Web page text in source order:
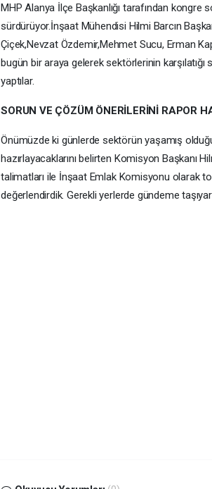
MHP Alanya İlçe Başkanlığı tarafından kongre
sürdürüyor.İnşaat Mühendisi Hilmi Barcın
Çiçek,Nevzat Özdemir,Mehmet Sucu, Erman
bugün bir araya gelerek sektörlerinin
yaptılar.
SORUN VE ÇÖZÜM ÖNERİLERİNİ RAPOR
Önümüzde ki günlerde sektörün yaşamış
hazırlayacaklarını belirten Komisyon Başkanı
talimatları ile İnşaat Emlak Komisyonu olarak
değerlendirdik. Gerekli yerlerde gündeme